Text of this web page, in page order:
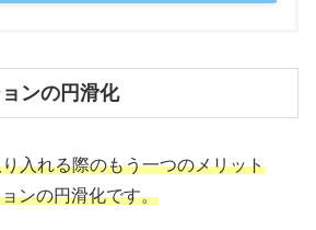
ンの円滑化
入れる際のもう一つのメリット
ンの円滑化です。